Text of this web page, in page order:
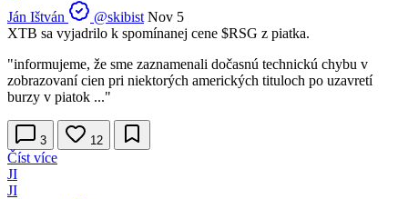
Ján Ištván
@skibist Nov 5
XTB sa vyjadrilo k spomínanej cene $RSG z piatka.
"informujeme, že sme zaznamenali dočasnú technickú chybu v
zobrazovaní cien pri niektorých amerických tituloch po uzavretí
burzy v piatok ..."
3 12
Číst více
JI
JI